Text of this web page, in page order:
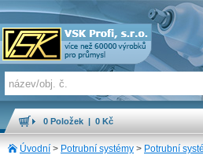
0 Položek | 0 Kč
Úvodní > Potrubní systémy > Potrubní